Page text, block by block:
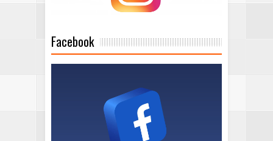
Facebook